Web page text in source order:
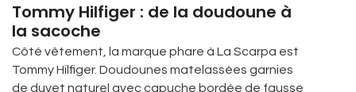
Tommy Hilfiger : de la doudoune à
la sacoche
Côté vêtement, la marque phare à La Scarpa est
Tommy Hilfiger. Doudounes matelassées garnies
de duvet naturel avec capuche bordée de fausse